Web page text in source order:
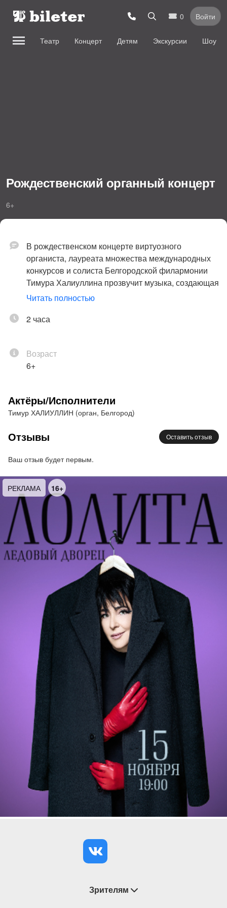
0 Войти
Театр Концерт Детям Экскурсии Шоу
Рождественский органный концерт
6+
В рождественском концерте виртуозного
органиста, лауреата множества международных
конкурсов и солиста Белгородской филармонии
Тимура Халиуллина прозвучит музыка, создающая
по-настоящему праздничную атмосферу и
Рождества сквозь призму трех основных
музыки. В программе праздничного концерта - как
традиционные рождественские гимны и органные
фрагменты из рождественского сказочного балета
Чайковского "Щелкунчик".
Читать полностью
2 часа
Возраст
6+
Актёры/Исполнители
Тимур ХАЛИУЛЛИН (орган, Белгород)
Отзывы Оставить отзыв
Ваш отзыв будет первым.
РЕКЛАМА 16+
Зрителям